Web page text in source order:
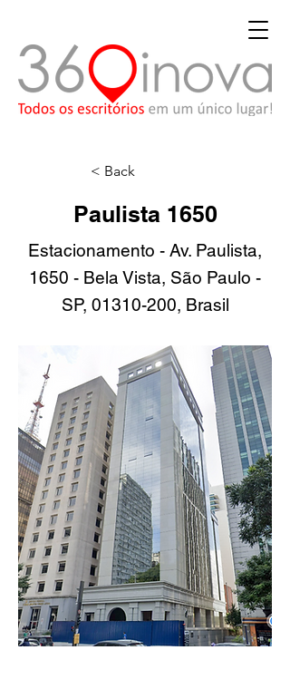
< Back
Paulista 1650
Estacionamento - Av. Paulista,
1650 - Bela Vista, São Paulo -
SP, 01310-200, Brasil